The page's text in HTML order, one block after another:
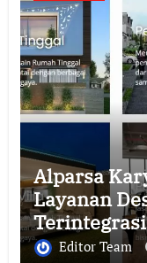
Alparsa
Layanan
Jabodetabek
Editor Team